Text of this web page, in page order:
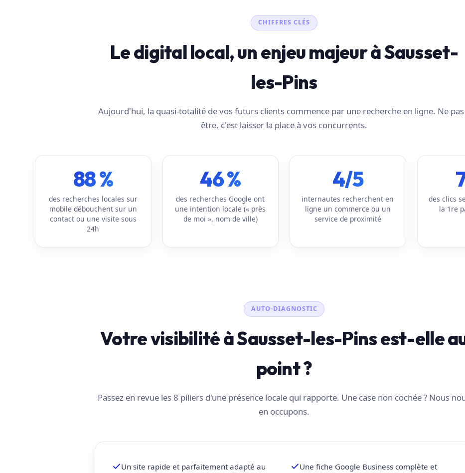
CHIFFRES CLÉS
Le digital local, un enjeu majeur à Sausset-
les-Pins
Aujourd'hui, la quasi-totalité de vos futurs clients commence par une recherche en ligne. Ne
être, c'est laisser la place à vos concurrents.
88 %
des recherches locales sur
mobile débouchent sur un
contact ou une visite sous
24h
46 %
des recherches Google ont
une intention locale (« près
de moi », nom de ville)
4/5
internautes recherchent en
ligne un commerce ou un
service de proximité
des clics
la 1re
AUTO-DIAGNOSTIC
Votre visibilité à Sausset-les-Pins est-elle
point ?
Passez en revue les 8 piliers d'une présence locale qui rapporte. Une case non cochée ? Nous
en occupons.
Un site rapide et parfaitement adapté au
Une fiche Google Business complète et